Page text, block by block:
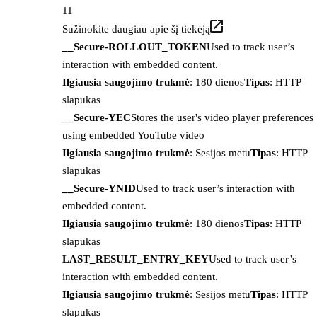
11
Sužinokite daugiau apie šį tiekėją
__Secure-ROLLOUT_TOKENUsed to track user’s
interaction with embedded content.
Ilgiausia saugojimo trukmė: 180 dienosTipas: HTTP
slapukas
__Secure-YECStores the user's video player preferences
using embedded YouTube video
Ilgiausia saugojimo trukmė: Sesijos metuTipas: HTTP
slapukas
__Secure-YNIDUsed to track user’s interaction with
embedded content.
Ilgiausia saugojimo trukmė: 180 dienosTipas: HTTP
slapukas
LAST_RESULT_ENTRY_KEYUsed to track user’s
interaction with embedded content.
Ilgiausia saugojimo trukmė: Sesijos metuTipas: HTTP
slapukas